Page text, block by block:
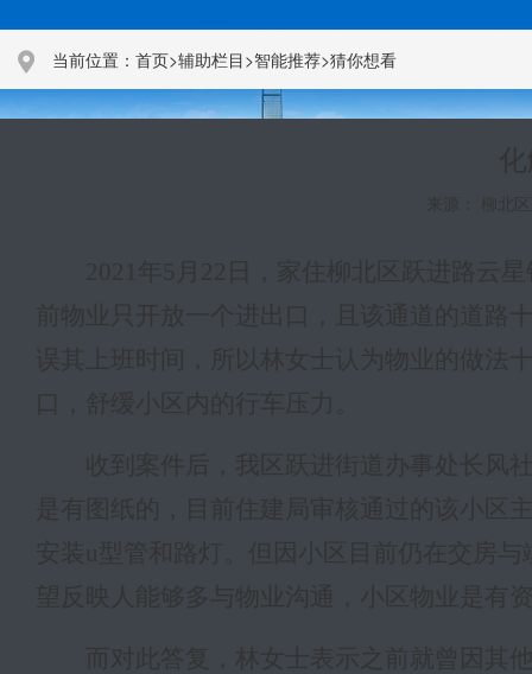
当前位置： 首页>辅助栏目>智能推荐>猜你想看
2021年5月22日，家住柳北区跃进路云
前物业只开放一个进出口，且该通道的道
误其上班时间，所以林女士认为物业的做法
口，舒缓小区内的行车压力。
收到案件后，我区跃进街道办事处长风
是有图纸的，目前住建局审核通过的该小
安装
u型管和路灯。但因小区目前仍在交房
望反映人能够多与物业沟通，小区物业是有
而对此答复，林女士表示之前就曾因